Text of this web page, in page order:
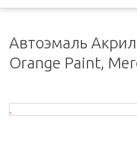
Автоэмаль
Orange Paint,